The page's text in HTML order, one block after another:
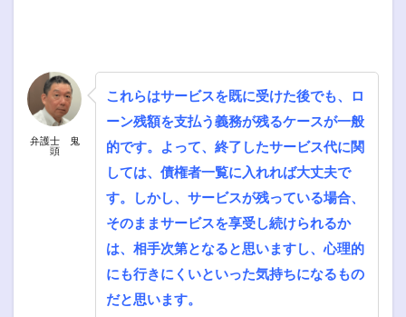
弁護士 鬼
頭
これらはサービスを既に受けた後でも、ロ
ーン残額を支払う義務が残るケースが一般
的です。よって、終了したサービス代に関
しては、債権者一覧に入れれば大丈夫で
す。しかし、サービスが残っている場合、
そのままサービスを享受し続けられるか
は、相手次第となると思いますし、心理的
にも行きにくいといった気持ちになるもの
だと思います。